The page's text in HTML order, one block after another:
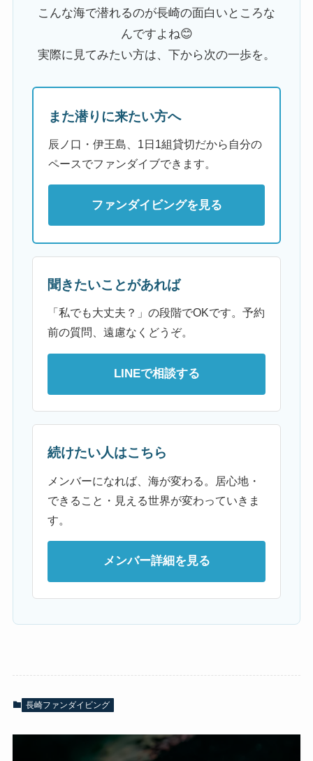
こんな海で潜れるのが長崎の面白いところな
んですよね😊
実際に見てみたい方は、下から次の一歩を。
また潜りに来たい方へ
辰ノ口・伊王島、1日1組貸切だから自分の
ペースでファンダイブできます。
ファンダイビングを見る
聞きたいことがあれば
「私でも大丈夫？」の段階でOKです。予約
前の質問、遠慮なくどうぞ。
LINEで相談する
続けたい人はこちら
メンバーになれば、海が変わる。居心地・
できること・見える世界が変わっていきま
す。
メンバー詳細を見る
長崎ファンダイビング